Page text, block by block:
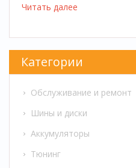
Читать далее
Категории
Обслуживание и ремонт
Шины и диски
Аккумуляторы
Тюнинг